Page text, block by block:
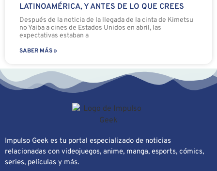
LATINOAMÉRICA, Y ANTES DE LO QUE CREES
Después de la noticia de la llegada de la cinta de Kimetsu
no Yaiba a cines de Estados Unidos en abril, las
expectativas estaban a
SABER MÁS »
Impulso Geek es tu portal especializado de noticias
relacionadas con videojuegos, anime, manga, esports, cómics,
series, películas y más.